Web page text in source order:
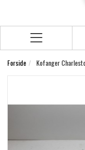
Forside Kofanger